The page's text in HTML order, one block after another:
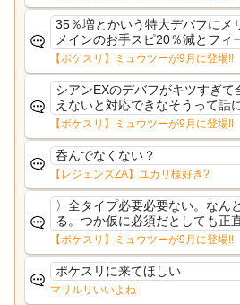
35％増とかいう特大デバフにメ
メインのお手スピ20％減とフィ
果のみフェアリーノーマルとか
まともに料理も作れないし終わ
に言ってカス
【ポケスリ】ミュウツーが9月に登場!!
シアンEXのデバフがキツすぎて
えないと対応できなそうって話
るわ
【ポケスリ】ミュウツーが9月に登場!!
呑んでなくない？
【レジェンズZA】ユカリ様好き?
〉全タイプ必要必要ない。なん
る。つか仮に必須だとしても正
もんに付き合う気は無い。運営
リソースを甘く見すぎなのよ。
やったことないやろうなと思っ
ラピスEX最短二年後...
【ポケスリ】ミュウツーが9月に登場!!
ポケスリに来てほしい
マリルリいいよね